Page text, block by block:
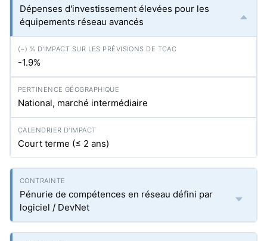
Dépenses d'investissement élevées pour les
équipements réseau avancés
-1.9%
National, marché intermédiaire
Court terme (≤ 2 ans)
Pénurie de compétences en réseau défini par
logiciel / DevNet